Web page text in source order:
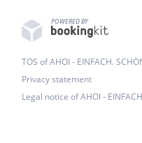
POWERED BY
TOS of AHOI - EINFACH.
Privacy statement
Legal notice of AHOI -